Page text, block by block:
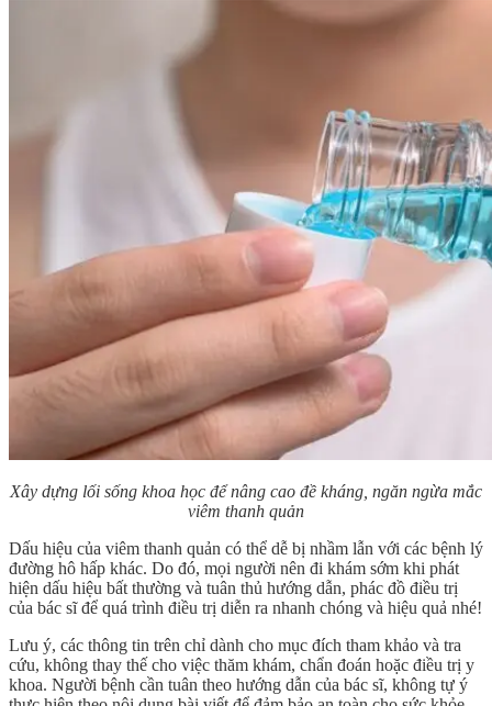
Xây dựng lối sống khoa học để nâng cao đề kháng, ngăn ngừa mắc
viêm thanh quản
Dấu hiệu của viêm thanh quản có thể dễ bị nhầm lẫn với các bệnh lý
đường hô hấp khác. Do đó, mọi người nên đi khám sớm khi phát
hiện dấu hiệu bất thường và tuân thủ hướng dẫn, phác đồ điều trị
của bác sĩ để quá trình điều trị diễn ra nhanh chóng và hiệu quả nhé!
Lưu ý, các thông tin trên chỉ dành cho mục đích tham khảo và tra
cứu, không thay thế cho việc thăm khám, chẩn đoán hoặc điều trị y
khoa. Người bệnh cần tuân theo hướng dẫn của bác sĩ, không tự ý